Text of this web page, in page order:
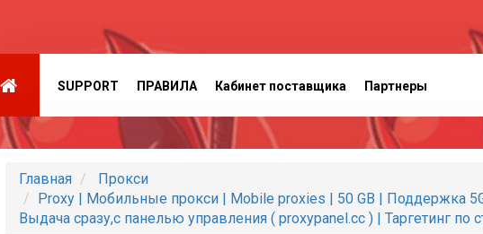
SUPPORT ПРАВИЛА Кабинет поставщика Партнеры
Главная
Прокси
Proxy | Мобильные прокси | Mobile proxies | 50 GB | Поддержка
Выдача сразу,с панелью управления ( proxypanel.cc ) | Таргетинг по